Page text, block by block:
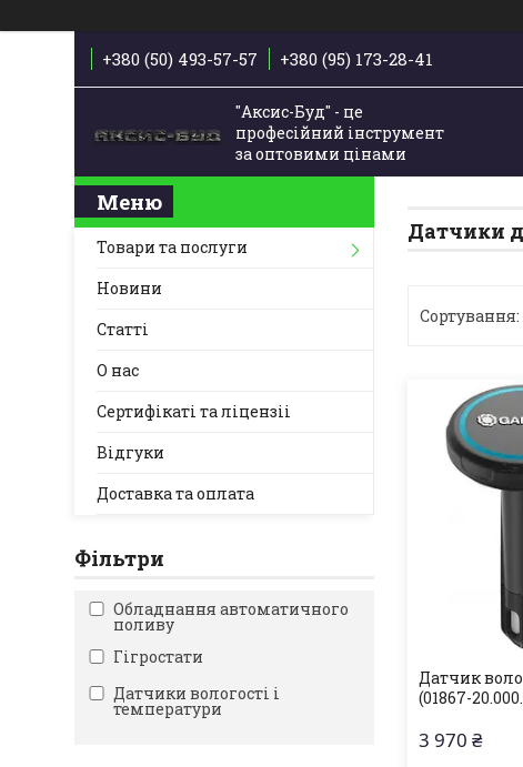
+380 (50) 493-57-57 +380 (95) 173-28-41
"Аксис-Буд" - це
професійний інструмент
за оптовими цінами
Датчики
Датчик
(01867-
3 970 ₴
Товари та послуги
Новини
Статті
О нас
Сертифікаті та ліцензіі
Відгуки
Доставка та оплата
Фільтри
Обладнання автоматичного
поливу
Гігростати
Датчики вологості і
температури